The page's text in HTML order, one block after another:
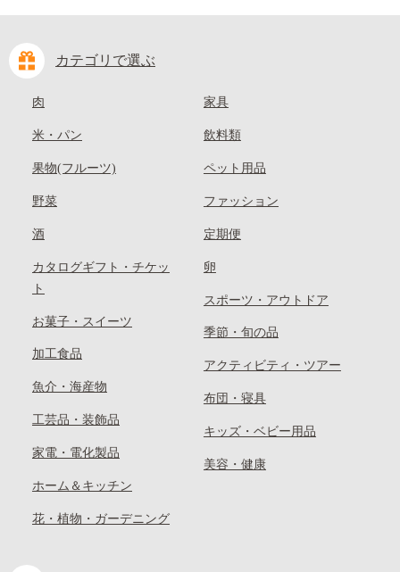
カテゴリで選ぶ
肉
米・パン
果物(フルーツ)
野菜
酒
カタログギフト・チケッ
ト
お菓子・スイーツ
加工食品
魚介・海産物
工芸品・装飾品
家電・電化製品
ホーム＆キッチン
花・植物・ガーデニング
家具
飲料類
ペット用品
ファッション
定期便
卵
スポーツ・アウトドア
季節・旬の品
アクティビティ・ツアー
布団・寝具
キッズ・ベビー用品
美容・健康